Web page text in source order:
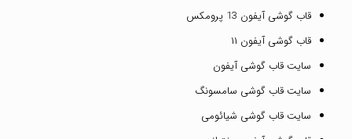
قاب گوشی آیفون 13 پرومکس
قاب گوشی آیفون ۱۱
سایت قاب گوشی آیفون
سایت قاب گوشی سامسونگ
سایت قاب گوشی شیائومی